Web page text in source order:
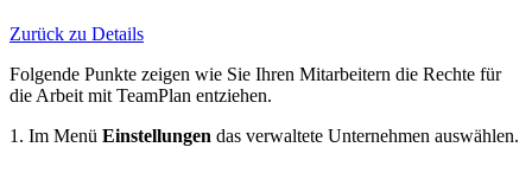
Zurück zu Details
Folgende Punkte zeigen wie Sie Ihren Mitarbeitern die Rechte für
die Arbeit mit TeamPlan entziehen.
1. Im Menü Einstellungen das verwaltete Unternehmen auswählen.